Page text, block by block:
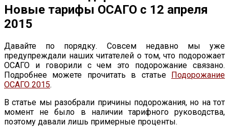
Новые тарифы ОСАГО с 12 апреля
2015
Давайте по порядку. Совсем недавно мы уже
предупреждали наших читателей о том, что подорожает
ОСАГО и говорили с чем это подорожание связано.
Подробнее можете прочитать в статье Подорожание
ОСАГО 2015.
В статье мы разобрали причины подорожания, но на тот
момент не было в наличии тарифного руководства,
поэтому давали лишь примерные проценты.